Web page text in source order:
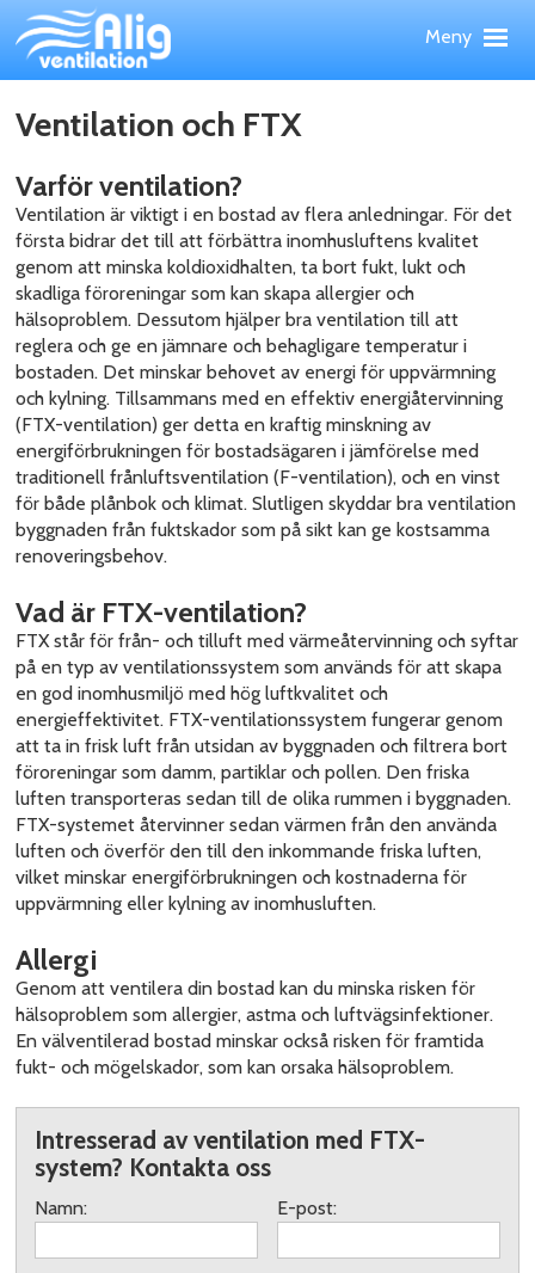
Hoppa
till
huvudinnehållet
Meny
TJÄNSTER
REFERENSOBJEKT
WEBBSHOP
NYHETER
OM ALIG
KONTAKT
Ventilation och FTX
Varför ventilation?
Ventilation är viktigt i en bostad av flera anledningar. För det
första bidrar det till att förbättra inomhusluftens kvalitet
genom att minska koldioxidhalten, ta bort fukt, lukt och
skadliga föroreningar som kan skapa allergier och
hälsoproblem. Dessutom hjälper bra ventilation till att
reglera och ge en jämnare och behagligare temperatur i
bostaden. Det minskar behovet av energi för uppvärmning
och kylning. Tillsammans med en effektiv energiåtervinning
(FTX-ventilation) ger detta en kraftig minskning av
energiförbrukningen för bostadsägaren i jämförelse med
traditionell frånluftsventilation (F-ventilation), och en vinst
för både plånbok och klimat. Slutligen skyddar bra ventilation
byggnaden från fuktskador som på sikt kan ge kostsamma
renoveringsbehov.
Vad är FTX-ventilation?
FTX står för från- och tilluft med värmeåtervinning och syftar
på en typ av ventilationssystem som används för att skapa
en god inomhusmiljö med hög luftkvalitet och
energieffektivitet. FTX-ventilationssystem fungerar genom
att ta in frisk luft från utsidan av byggnaden och filtrera bort
föroreningar som damm, partiklar och pollen. Den friska
luften transporteras sedan till de olika rummen i byggnaden.
FTX-systemet återvinner sedan värmen från den använda
luften och överför den till den inkommande friska luften,
vilket minskar energiförbrukningen och kostnaderna för
uppvärmning eller kylning av inomhusluften.
Allergi
Genom att ventilera din bostad kan du minska risken för
hälsoproblem som allergier, astma och luftvägsinfektioner.
En välventilerad bostad minskar också risken för framtida
fukt- och mögelskador, som kan orsaka hälsoproblem.
Intresserad av ventilation med FTX-
system? Kontakta oss
Namn: E-post: